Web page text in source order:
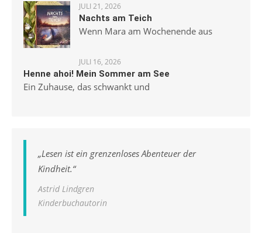
JULI 21, 2026
Nachts am Teich
Wenn Mara am Wochenende aus
JULI 16, 2026
Henne ahoi! Mein Sommer am See
Ein Zuhause, das schwankt und
„Lesen ist ein grenzenloses Abenteuer der
Kindheit.“
Astrid Lindgren
Kinderbuchautorin